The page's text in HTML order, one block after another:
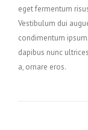
eget fermentum
Vestibulum dui
condimentum
dapibus nunc
a, ornare eros.